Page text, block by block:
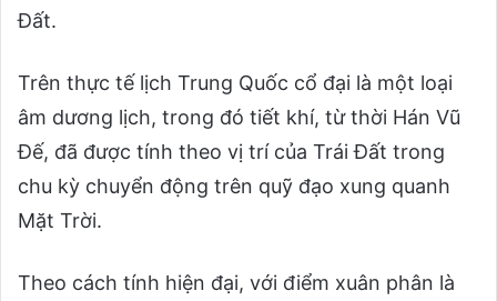
Đất.
Trên thực tế lịch Trung Quốc cổ đại là một loại
âm dương lịch, trong đó tiết khí, từ thời Hán Vũ
Đế, đã được tính theo vị trí của Trái Đất trong
chu kỳ chuyển động trên quỹ đạo xung quanh
Mặt Trời.
Theo cách tính hiện đại, với điểm xuân phân là